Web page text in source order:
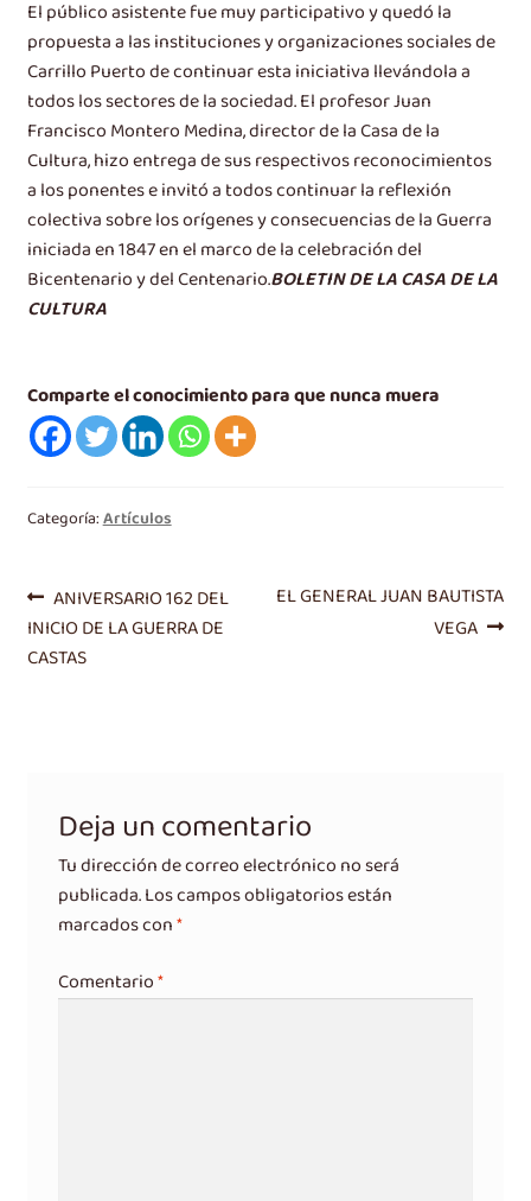
El público asistente fue muy participativo y quedó la
propuesta a las instituciones y organizaciones sociales de
Carrillo Puerto de continuar esta iniciativa llevándola a
todos los sectores de la sociedad. El profesor Juan
Francisco Montero Medina, director de la Casa de la
Cultura, hizo entrega de sus respectivos reconocimientos
a los ponentes e invitó a todos continuar la reflexión
colectiva sobre los orígenes y consecuencias de la Guerra
iniciada en 1847 en el marco de la celebración del
Bicentenario y del Centenario.BOLETIN DE LA CASA DE LA
CULTURA
Comparte el conocimiento para que nunca muera
Categoría:Artículos
Navegación
de
Entrada
anterior:
ANIVERSARIO 162 DEL
INICIO DE LA GUERRA DE
CASTAS
Siguiente
EL GENERAL JUAN BAUTISTA
VEGA
Deja un comentario
Tu dirección de correo electrónico no será
publicada.Los campos obligatorios están
marcados con*
Comentario*